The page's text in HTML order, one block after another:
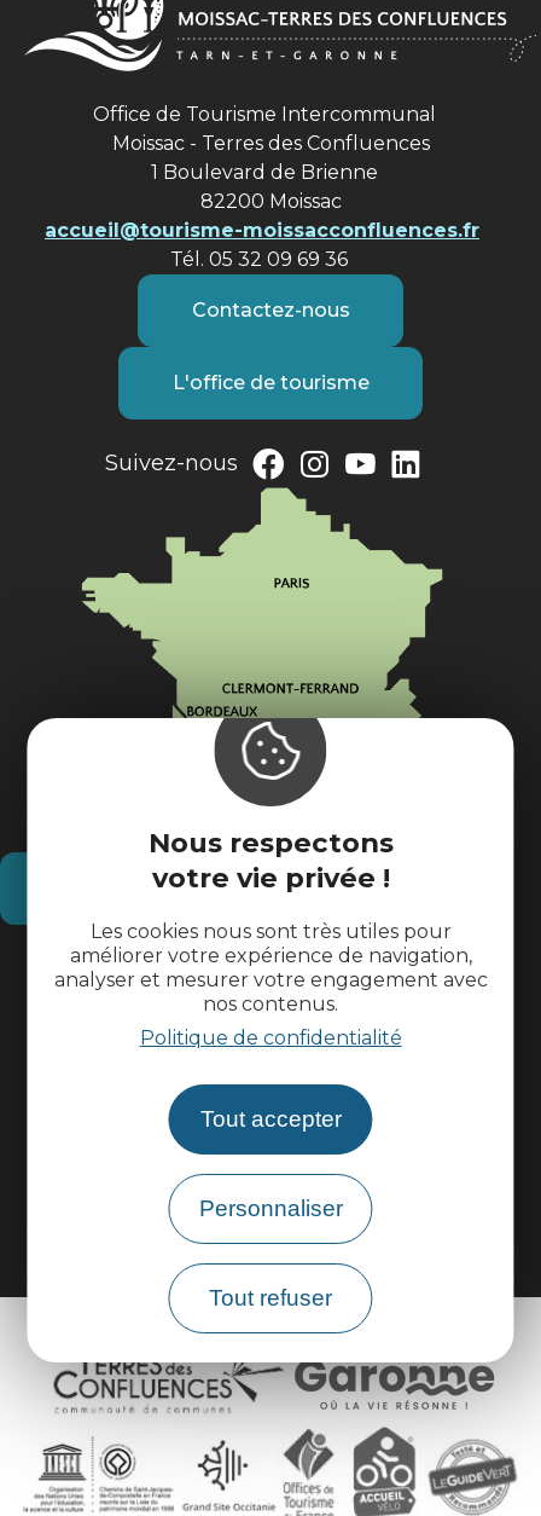
Nous respectons
votre vie privée !
Les cookies nous sont très utiles pour
améliorer votre expérience de navigation,
analyser et mesurer votre engagement avec
nos contenus.
Politique de confidentialité
Tout accepter
Personnaliser
Tout refuser
Office de Tourisme Intercommunal
Moissac - Terres des Confluences
1 Boulevard de Brienne
82200 Moissac
accueil@tourisme-moissacconfluences.fr
Tél. 05 32 09 69 36
Contactez-nous
L'office de tourisme
Suivez-nous
Comment venir ?
Informations pratiques
Espace pros
Espace groupes
Brochures